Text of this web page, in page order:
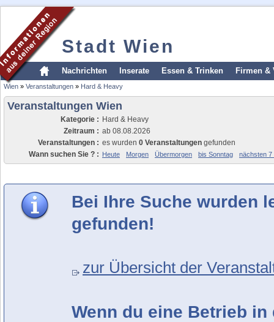
Stadt Wien
Nachrichten Inserate Essen & Trinken Firmen &
Wien » Veranstaltungen » Hard & Heavy
Veranstaltungen Wien
Kategorie : Hard & Heavy
Zeitraum : ab 08.08.2026
Veranstaltungen : es wurden 0 Veranstaltungen gefunden
Wann suchen Sie ? : Heute Morgen Übermorgen bis Sonntag nächsten 7
Bei Ihre Suche wurden
gefunden!
zur Übersicht der
Wenn du eine Betrieb